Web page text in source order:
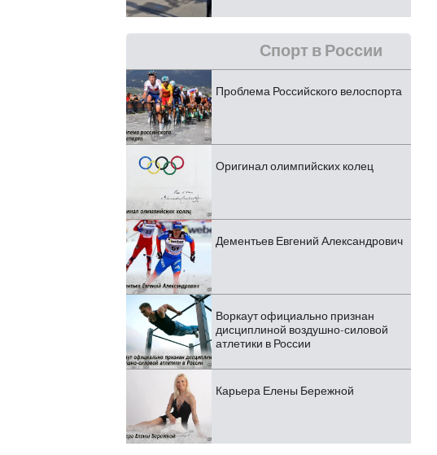
Спорт в России
Проблема Российского велоспорта
Оригинал олимпийских колец
Дементьев Евгений Александрович
Воркаут официально признан
дисциплиной воздушно-силовой
атлетики в России
Карьера Елены Бережной